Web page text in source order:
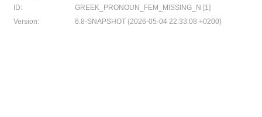
ID:
GREEK_PRONOUN_FEM_MISSING_N [1]
Version:
6.8-SNAPSHOT (2026-05-04 22:33:08 +0200)